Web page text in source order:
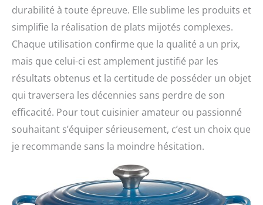
durabilité à toute épreuve. Elle sublime les produits et
simplifie la réalisation de plats mijotés complexes.
Chaque utilisation confirme que la qualité a un prix,
mais que celui-ci est amplement justifié par les
résultats obtenus et la certitude de posséder un objet
qui traversera les décennies sans perdre de son
efficacité. Pour tout cuisinier amateur ou passionné
souhaitant s’équiper sérieusement, c’est un choix que
je recommande sans la moindre hésitation.